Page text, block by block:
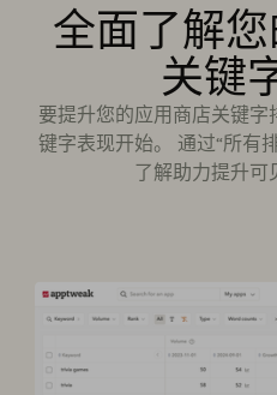
全面了解
关键
要提升您的应用商店关键
键字表现开始。 通过“所有
了解助力提升可